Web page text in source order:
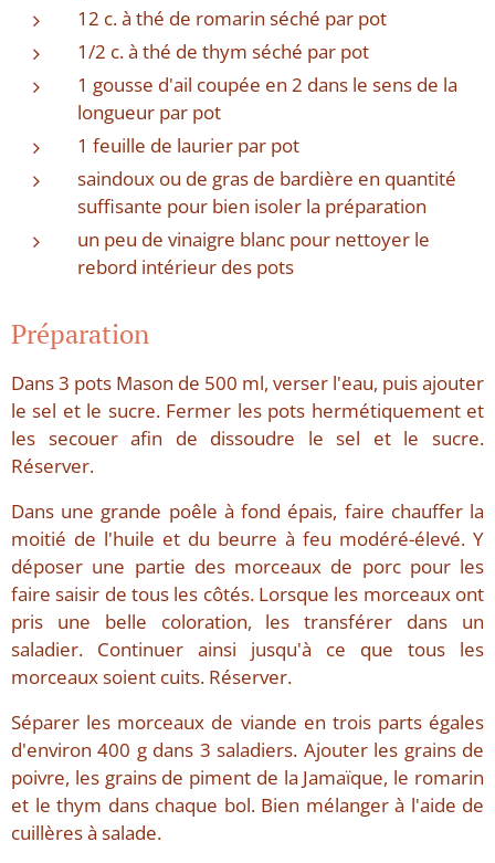
12 c. à thé de romarin séché par pot
1/2 c. à thé de thym séché par pot
1 gousse d'ail coupée en 2 dans le sens de la
longueur par pot
1 feuille de laurier par pot
saindoux ou de gras de bardière en quantité
suffisante pour bien isoler la préparation
un peu de vinaigre blanc pour nettoyer le
rebord intérieur des pots
Préparation
Dans 3 pots Mason de 500 ml, verser l'eau, puis ajouter
le sel et le sucre. Fermer les pots hermétiquement et
les secouer afin de dissoudre le sel et le sucre.
Réserver.
Dans une grande poêle à fond épais, faire chauffer la
moitié de l'huile et du beurre à feu modéré-élevé. Y
déposer une partie des morceaux de porc pour les
faire saisir de tous les côtés. Lorsque les morceaux ont
pris une belle coloration, les transférer dans un
saladier. Continuer ainsi jusqu'à ce que tous les
morceaux soient cuits. Réserver.
Séparer les morceaux de viande en trois parts égales
d'environ 400 g dans 3 saladiers. Ajouter les grains de
poivre, les grains de piment de la Jamaïque, le romarin
et le thym dans chaque bol. Bien mélanger à l'aide de
cuillères à salade.